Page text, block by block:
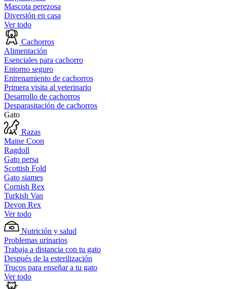
Mascota perezosa
Diversión en casa
Ver todo
Cachorros
Alimentación
Esenciales para cachorro
Entorno seguro
Entrenamiento de cachorros
Primera visita al veterinario
Desarrollo de cachorros
Desparasitación de cachorros
Gato
Razas
Maine Coon
Ragdoll
Gato persa
Scottish Fold
Gato siames
Cornish Rex
Turkish Van
Devon Rex
Ver todo
Nutrición y salud
Problemas urinarios
Trabaja a distancia con tu gato
Después de la esterilización
Trucos para enseñar a tu gato
Ver todo